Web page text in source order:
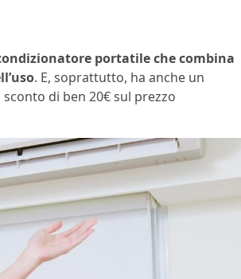
portatile che combina
. E, soprattutto, ha anche un
di ben 20€ sul prezzo